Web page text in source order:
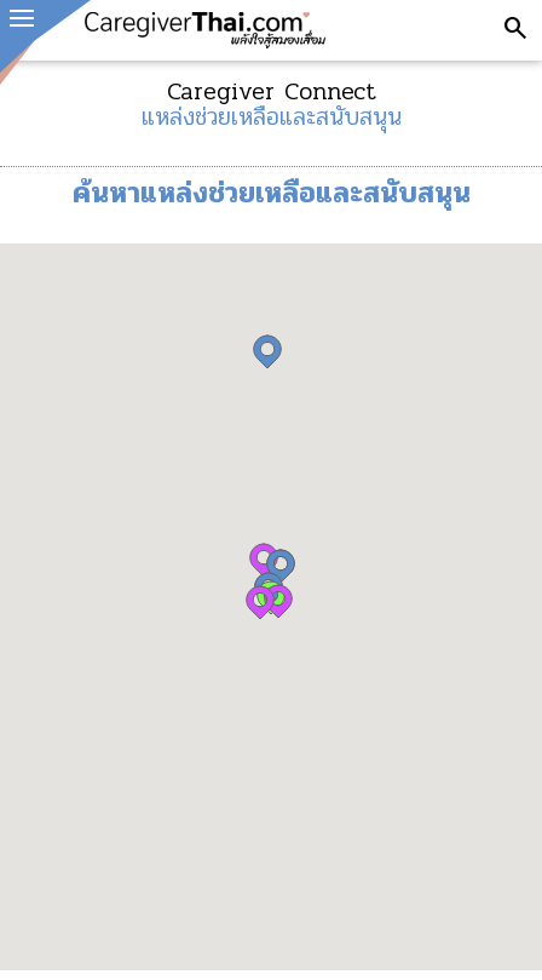
search
Caregiver Connect
แหล่งช่วยเหลือและสนับสนุน
ค้นหาแหล่งช่วยเหลือและสนับสนุน